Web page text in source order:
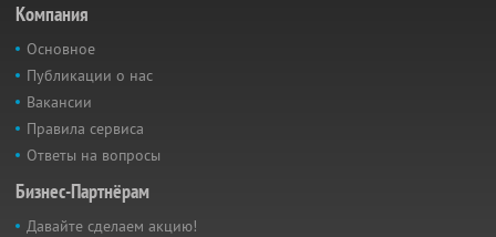
Компания
Основное
Публикации о нас
Вакансии
Правила сервиса
Ответы на вопросы
Бизнес-Партнёрам
Давайте сделаем акцию!